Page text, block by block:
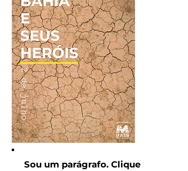
Sou um parágrafo. Clique